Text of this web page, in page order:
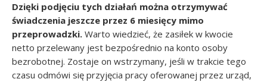
Dzięki podjęciu tych działań można otrzymywać
świadczenia jeszcze przez 6 miesięcy mimo
przeprowadzki. Warto wiedzieć, że zasiłek w kwocie
netto przelewany jest bezpośrednio na konto osoby
bezrobotnej. Zostaje on wstrzymany, jeśli w trakcie tego
czasu odmówi się przyjęcia pracy oferowanej przez urząd,